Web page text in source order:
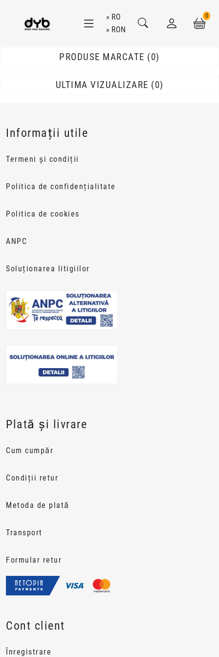
RO
RON
0
PRODUSE MARCATE 0
ULTIMA VIZUALIZARE 0
Informații utile
Termeni și condiții
Politica de confidențialitate
Politica de cookies
ANPC
Soluționarea litigiilor
Plată și livrare
Cum cumpăr
Condiții retur
Metoda de plată
Transport
Formular retur
Cont client
Înregistrare